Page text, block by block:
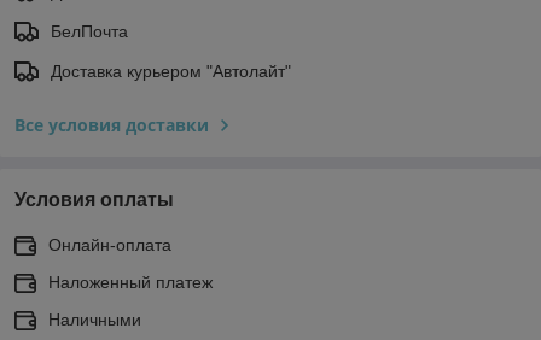
БелПочта
Доставка курьером "Автолайт"
Все условия доставки
Условия оплаты
Онлайн-оплата
Наложенный платеж
Наличными